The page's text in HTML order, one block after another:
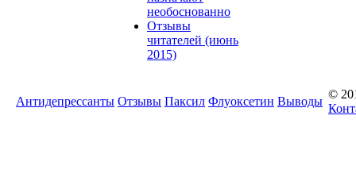
необоснованно
Отзывы
читателей (июнь
2015)
Антидепрессанты Отзывы Паксил Флуоксетин Выводы
©